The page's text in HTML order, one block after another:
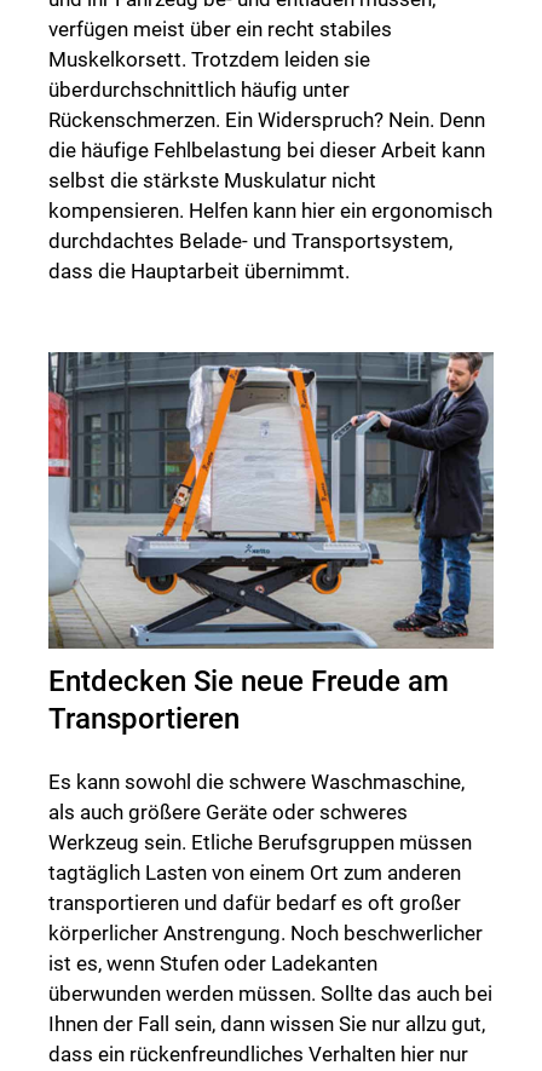
verfügen meist über ein recht stabiles
Muskelkorsett. Trotzdem leiden sie
überdurchschnittlich häufig unter
Rückenschmerzen. Ein Widerspruch? Nein. Denn
die häufige Fehlbelastung bei dieser Arbeit kann
selbst die stärkste Muskulatur nicht
kompensieren. Helfen kann hier ein ergonomisch
durchdachtes Belade- und Transportsystem,
dass die Hauptarbeit übernimmt.
Entdecken Sie neue Freude am
Transportieren
Es kann sowohl die schwere Waschmaschine,
als auch größere Geräte oder schweres
Werkzeug sein. Etliche Berufsgruppen müssen
tagtäglich Lasten von einem Ort zum anderen
transportieren und dafür bedarf es oft großer
körperlicher Anstrengung. Noch beschwerlicher
ist es, wenn Stufen oder Ladekanten
überwunden werden müssen. Sollte das auch bei
Ihnen der Fall sein, dann wissen Sie nur allzu gut,
dass ein rückenfreundliches Verhalten hier nur